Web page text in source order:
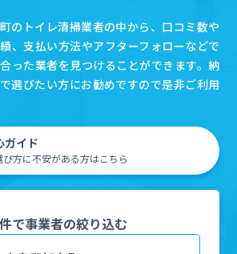
のトイレ清掃業者の中から、口コミ数や
、支払い方法やアフターフォローなどで
った業者を見つけることができます。納
選びたい方にお勧めですので是非ご利用
ガイド
方に不安がある方はこちら
で事業者の絞り込む